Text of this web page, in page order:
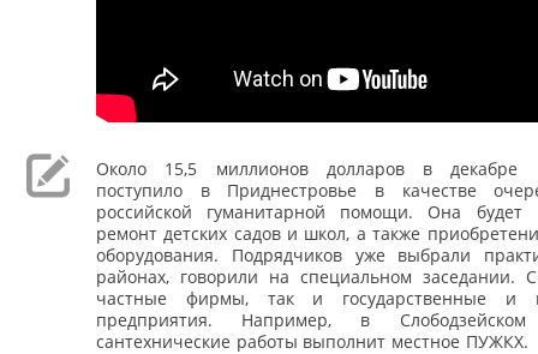
Около 15,5 миллионов долларов в декабре
поступило в Приднестровье в качестве
российской гуманитарной помощи. Она будет
ремонт детских садов и школ, а также
оборудования. Подрядчиков уже выбрали
районах, говорили на специальном заседании.
частные фирмы, так и государственные и
предприятия. Например, в
сантехнические работы выполнит местное ПУЖКХ.